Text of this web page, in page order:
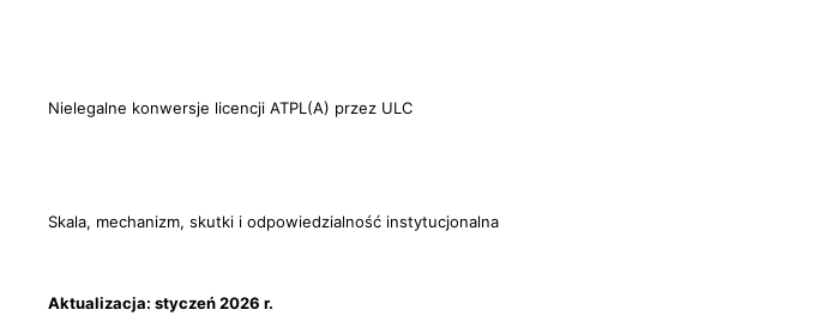
Nielegalne konwersje licencji ATPL(A) przez ULC
Skala, mechanizm, skutki i odpowiedzialność instytucjonalna
Aktualizacja: styczeń 2026 r.